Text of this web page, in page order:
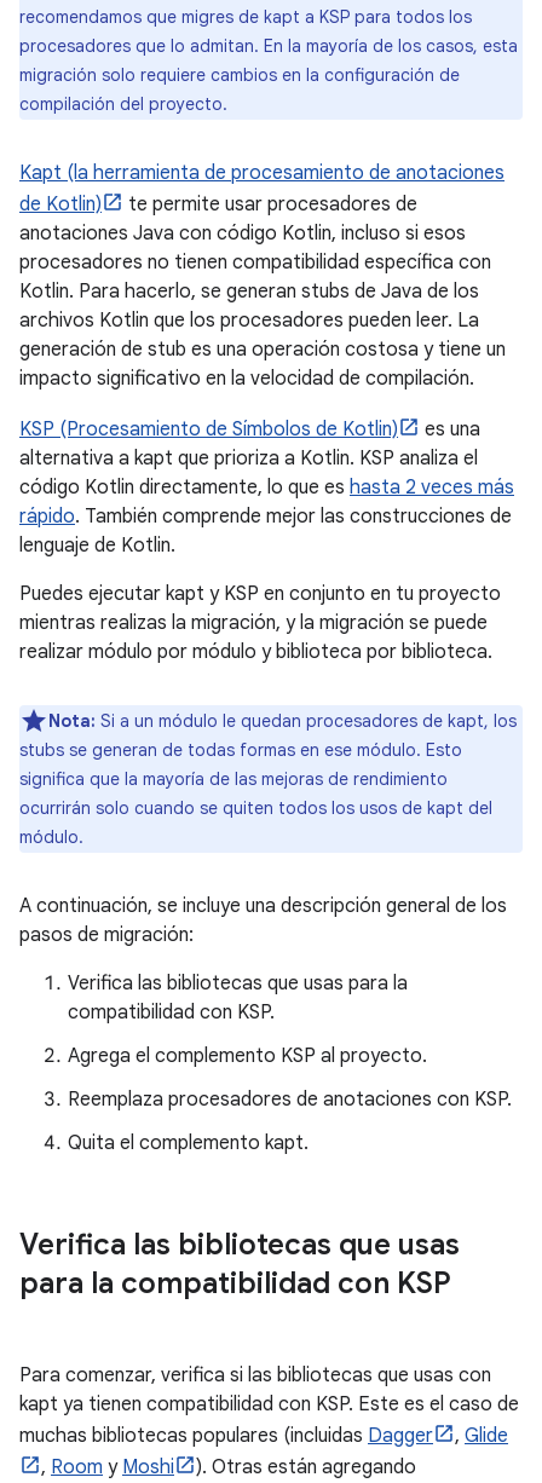
recomendamos que migres de kapt a KSP para todos los
procesadores que lo admitan. En la mayoría de los casos, esta
migración solo requiere cambios en la configuración de
compilación del proyecto.
Kapt (la herramienta de procesamiento de anotaciones
de Kotlin)
te permite usar procesadores de
anotaciones Java con código Kotlin, incluso si esos
procesadores no tienen compatibilidad específica con
Kotlin. Para hacerlo, se generan stubs de Java de los
archivos Kotlin que los procesadores pueden leer. La
generación de stub es una operación costosa y tiene un
impacto significativo en la velocidad de compilación.
KSP (Procesamiento de Símbolos de Kotlin)
es una
alternativa a kapt que prioriza a Kotlin. KSP analiza el
código Kotlin directamente, lo que es hasta 2 veces más
rápido. También comprende mejor las construcciones de
lenguaje de Kotlin.
Puedes ejecutar kapt y KSP en conjunto en tu proyecto
mientras realizas la migración, y la migración se puede
realizar módulo por módulo y biblioteca por biblioteca.
Nota: Si a un módulo le quedan procesadores de kapt, los
stubs se generan de todas formas en ese módulo. Esto
significa que la mayoría de las mejoras de rendimiento
ocurrirán solo cuando se quiten todos los usos de kapt del
módulo.
A continuación, se incluye una descripción general de los
pasos de migración:
Verifica las bibliotecas que usas para la
compatibilidad con KSP.
Agrega el complemento KSP al proyecto.
Reemplaza procesadores de anotaciones con KSP.
Quita el complemento kapt.
Verifica las bibliotecas que usas
para la compatibilidad con KSP
Para comenzar, verifica si las bibliotecas que usas con
kapt ya tienen compatibilidad con KSP. Este es el caso de
muchas bibliotecas populares (incluidas Dagger , Glide
, Room y Moshi
). Otras están agregando